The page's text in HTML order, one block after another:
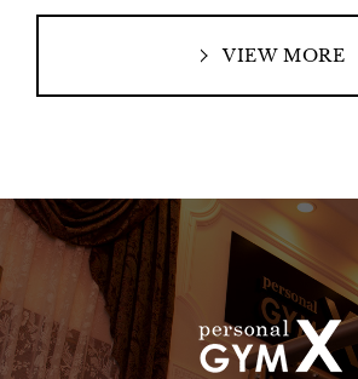
VIEW MORE